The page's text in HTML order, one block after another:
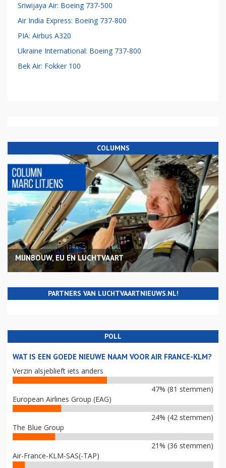
Sriwijaya Air: Boeing 737-500
Air India Express: Boeing 737-800
PIA: Airbus A320
Ukraine International: Boeing 737-800
Bek Air: Fokker 100
COLUMNS
MIJNBOUW, EU EN LUCHTVAART
PARTNERS VAN LUCHTVAARTNIEUWS.NL!
POLL
WAT IS EEN GOEDE NIEUWE NAAM VOOR AIR FRANCE-KLM?
Verzin alsjeblieft iets anders
47% (81 stemmen)
European Airlines Group (EAG)
24% (42 stemmen)
The Blue Group
21% (36 stemmen)
Air-France-KLM-SAS(-TAP)